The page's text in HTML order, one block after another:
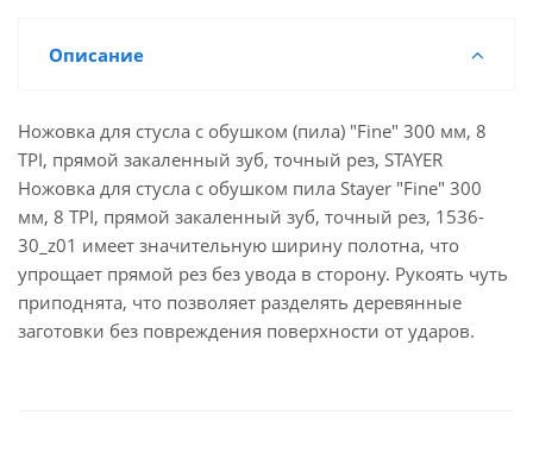
Описание
Ножовка для стусла c обушком (пила) "Fine" 300 мм, 8
TPI, прямой закаленный зуб, точный рез, STAYER
Ножовка для стусла c обушком пила Stayer "Fine" 300
мм, 8 TPI, прямой закаленный зуб, точный рез, 1536-
30_z01 имеет значительную ширину полотна, что
упрощает прямой рез без увода в сторону. Рукоять чуть
приподнята, что позволяет разделять деревянные
заготовки без повреждения поверхности от ударов.